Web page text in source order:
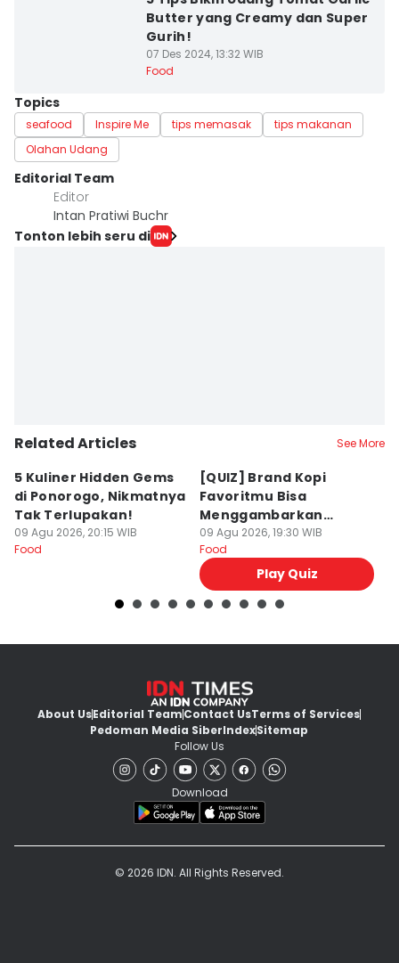
Butter yang Creamy dan Super
Gurih!
07 Des 2024, 13:32 WIB
Food
Topics
seafood Inspire Me tips memasak
tips makanan
Olahan Udang
Editorial Team
Editor
Intan Pratiwi Buchr
Tonton lebih seru di
Related Articles See More
5 Kuliner Hidden Gems
di Ponorogo, Nikmatnya
Tak Terlupakan!
09 Agu 2026, 20:15 WIB
Food
[QUIZ] Brand Kopi
Favoritmu Bisa
Menggambarkan
Kepribadianmu Lho!
09 Agu 2026, 19:30 WIB
Food
Play Quiz
About UsEditorial TeamContact UsTerms of Services
Pedoman Media SiberIndexSitemap
Follow Us
Download
© 2026 IDN. All Rights Reserved.